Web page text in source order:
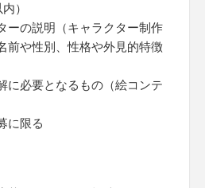
）
ーの説明（キャラクター制作
前や性別、性格や外見的特徴
に必要となるもの（絵コンテ
に限る